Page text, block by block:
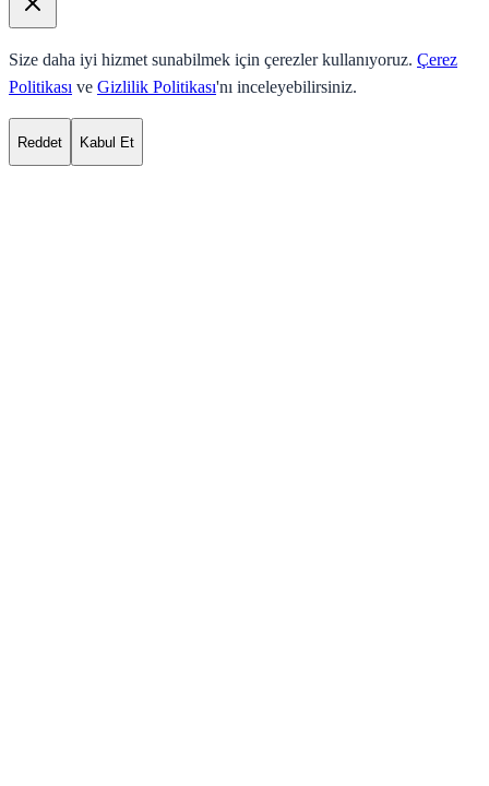
Size daha iyi hizmet sunabilmek için çerezler kullanıyoruz. Çerez
Politikası ve Gizlilik Politikası'nı inceleyebilirsiniz.
Reddet Kabul Et